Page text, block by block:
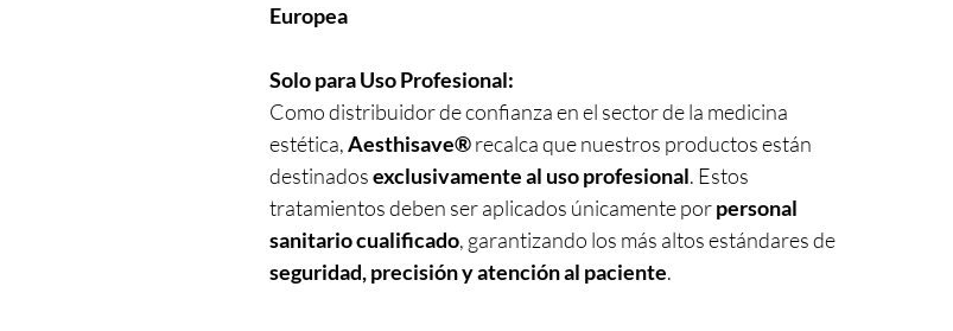
Europea
Solo para Uso Profesional:
Como distribuidor de confianza en el sector de la medicina
estética,Aesthisave®recalca que nuestros productos están
destinadosexclusivamente al uso profesional. Estos
tratamientos deben ser aplicados únicamente porpersonal
sanitario cualificado, garantizando los más altos estándares de
seguridad, precisión y atención al paciente.